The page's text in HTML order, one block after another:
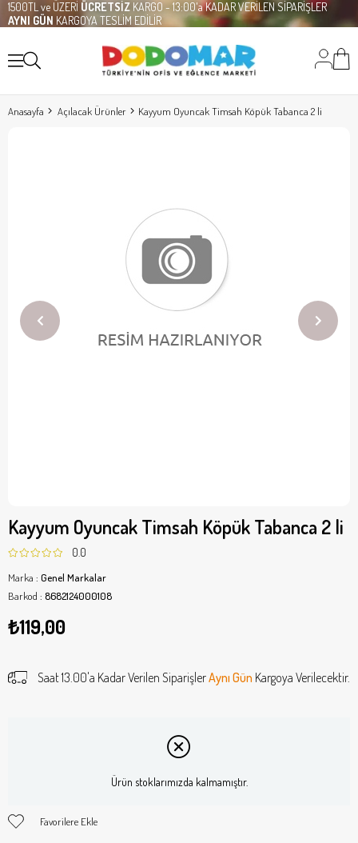
1500TL ve ÜZERİ ÜCRETSİZ KARGO - 13:00'a KADAR VERİLEN SİPARİŞLER
AYNI GÜN KARGOYA TESLİM EDİLİR
Anasayfa Açılacak Ürünler Kayyum Oyuncak Timsah Köpük Tabanca 2 li
Kayyum Oyuncak Timsah Köpük Tabanca 2 li
0.0
Marka : Genel Markalar
Barkod : 8682124000108
₺119,00
Saat 13.00'a Kadar Verilen SiparişlerAynı Gün Kargoya Verilecektir.
Ürün stoklarımızda kalmamıştır.
Favorilere Ekle